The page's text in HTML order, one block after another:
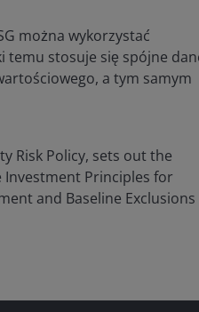
można wykorzystać
temu stosuje się spójne
a tym samym
Risk Policy, sets out the
Investment Principles for
and Baseline Exclusions